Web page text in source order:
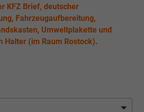
KFZ Brief, deutscher
Fahrzeugaufbereitung,
Umweltplakette und
Halter (im Raum Rostock).